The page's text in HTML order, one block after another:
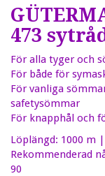
473
För alla tyger och
För både för
För vanliga
safetysömmar
För knapphål och
Löplängd: 1000 m
Rekommenderad
90